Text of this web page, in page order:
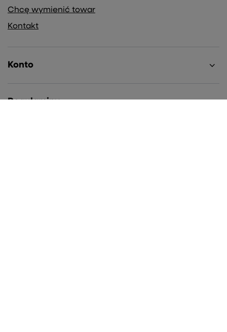
Chcę wymienić towar
Kontakt
Konto
Regulaminy